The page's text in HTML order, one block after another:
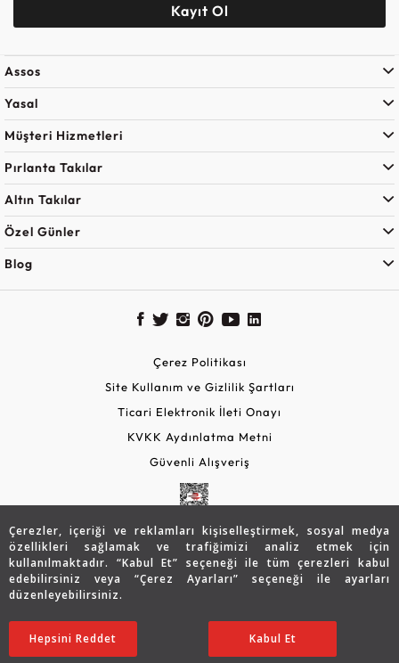
Çerezler, içeriği ve reklamları kişiselleştirmek, sosyal medya
özellikleri sağlamak ve trafiğimizi analiz etmek için
kullanılmaktadır. “Kabul Et” seçeneği ile tüm çerezleri kabul
edebilirsiniz veya “Çerez Ayarları” seçeneği ile ayarları
düzenleyebilirsiniz.
Ayarları Düzenle
Hepsini Reddet Kabul Et
0TL SATIN ALIN
Kayıt Ol
Assos
Yasal
Müşteri Hizmetleri
Pırlanta Takılar
Altın Takılar
Özel Günler
Blog
Çerez Politikası
Site Kullanım ve Gizlilik Şartları
Ticari Elektronik İleti Onayı
KVKK Aydınlatma Metni
Güvenli Alışveriş